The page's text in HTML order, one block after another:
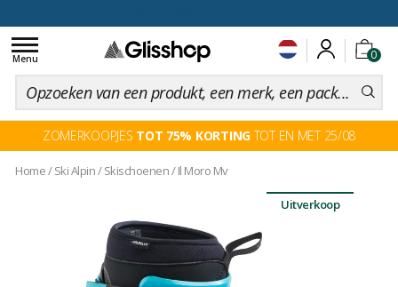
0
Toggle
navigation
Menu
ZOMERKOOPJES TOT 75% KORTINGTOT EN MET 25/08
Home/ Ski Alpin/Skischoenen/Il Moro Mv
Uitverkoop